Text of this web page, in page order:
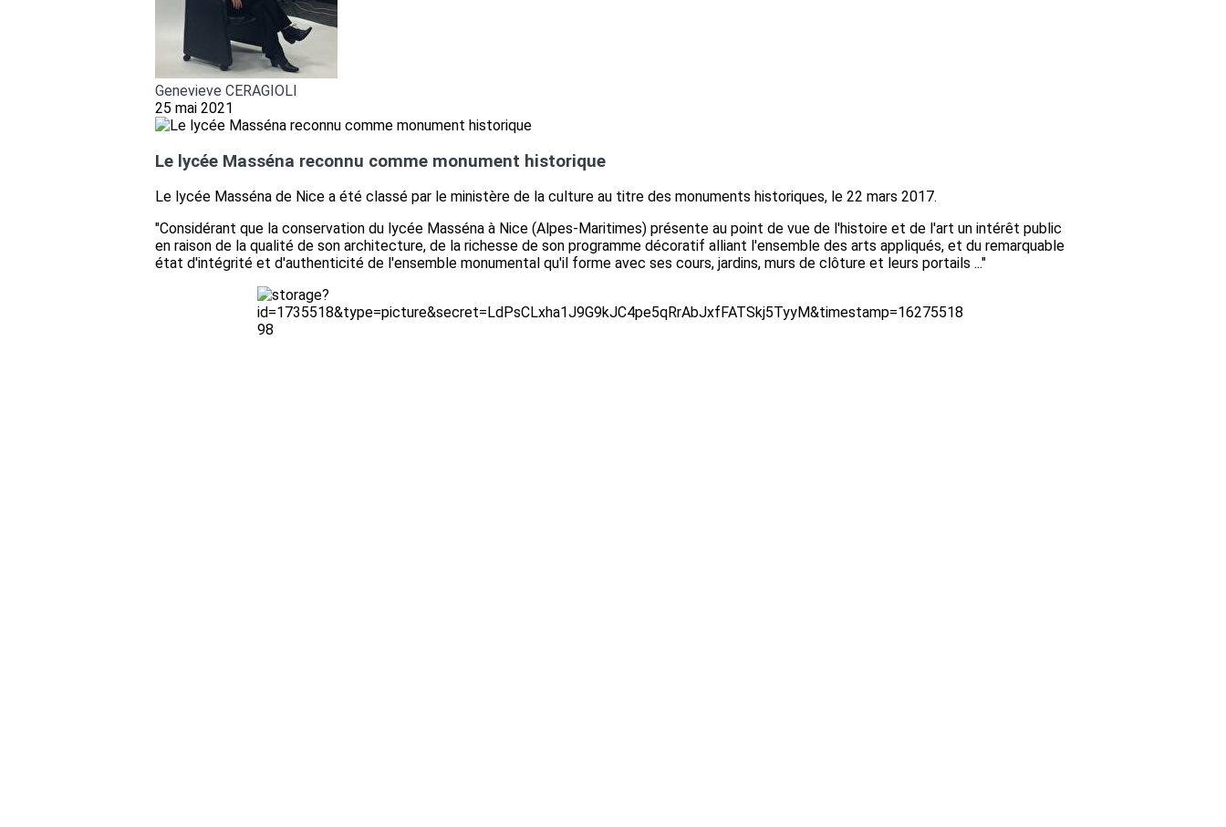
Genevieve CERAGIOLI
25 mai 2021
Le lycée Masséna reconnu comme monument historique
Le lycée Masséna de Nice a été classé par le ministère de la culture au titre des monuments historiques, le 22 mars 2017.
"Considérant que la conservation du lycée Masséna à Nice (Alpes-Maritimes) présente au point de vue de l'histoire et de l'art un intérêt public
en raison de la qualité de son architecture, de la richesse de son programme décoratif alliant l'ensemble des arts appliqués, et du remarquable
état d'intégrité et d'authenticité de l'ensemble monumental qu'il forme avec ses cours, jardins, murs de clôture et leurs portails ..."